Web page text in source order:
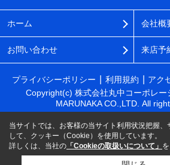
ホーム 会社概
お問い合わせ 来店予
プライバシーポリシー 利用規約 アク
Copyright(c) 株式会社丸中コーポレ
MARUNAKA CO.,LTD. All
当サイトでは、お客様の当サイト利用状況把握、
して、クッキー（Cookie）を使用しています。
詳しくは、当社の 「Cookieの取扱いについて」